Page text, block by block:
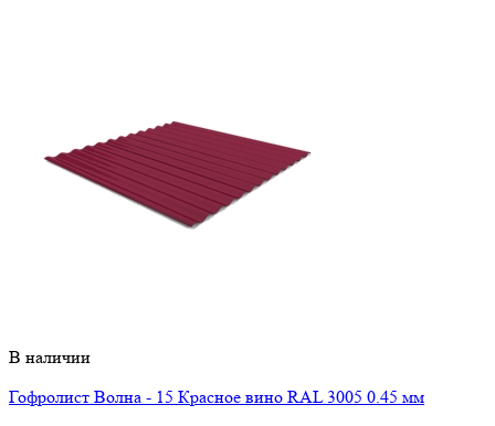
В наличии
Гофролист Волна - 15 Красное вино RAL 3005 0.45 мм